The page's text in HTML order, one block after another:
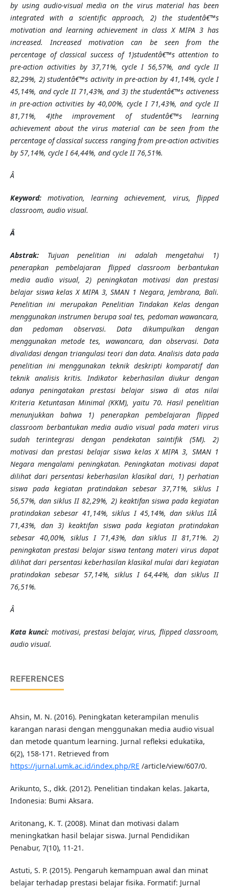
by using audio-visual media on the virus material has been
integrated with a scientific approach, 2) the studentâ€™s
motivation and learning achievement in class X MIPA 3 has
increased. Increased motivation can be seen from the
percentage of classical success of 1)studentâ€™s attention to
pre-action activities by 37,71%, cycle I 56,57%, and cycle II
82,29%, 2) studentâ€™s activity in pre-action by 41,14%, cycle I
45,14%, and cycle II 71,43%, and 3) the studentâ€™s activeness
in pre-action activities by 40,00%, cycle I 71,43%, and cycle II
81,71%, 4)the improvement of studentâ€™s learning
achievement about the virus material can be seen from the
percentage of classical success ranging from pre-action activities
by 57,14%, cycle I 64,44%, and cycle II 76,51%.
Â
Keyword:
motivation, learning achievement, virus, flipped
classroom, audio visual.
Â
Abstrak:
Tujuan penelitian ini adalah mengetahui 1)
penerapkan pembelajaran flipped classroom berbantukan
media audio visual, 2) peningkatan motivasi dan prestasi
belajar siswa kelas X MIPA 3, SMAN 1 Negara, Jembrana, Bali.
Penelitian ini merupakan Penelitian Tindakan Kelas dengan
menggunakan instrumen berupa soal tes, pedoman wawancara,
dan pedoman observasi. Data dikumpulkan dengan
menggunakan metode tes, wawancara, dan observasi. Data
divalidasi dengan triangulasi teori dan data. Analisis data pada
penelitian ini menggunakan teknik deskripti komparatif dan
teknik analisis kritis. Indikator keberhasilan diukur dengan
adanya peningatakan prestasi belajar siswa di atas nilai
Kriteria Ketuntasan Minimal (KKM), yaitu 70. Hasil penelitian
menunjukkan bahwa 1) penerapkan pembelajaran flipped
classroom berbantukan media audio visual pada materi virus
sudah terintegrasi dengan pendekatan saintifik (5M). 2)
motivasi dan prestasi belajar siswa kelas X MIPA 3, SMAN 1
Negara mengalami peningkatan. Peningkatan motivasi dapat
dilihat dari persentasi keberhasilan klasikal dari, 1) perhatian
siswa pada kegiatan pratindakan sebesar 37,71%, siklus I
56,57%, dan siklus II 82,29%, 2) keaktifan siswa pada kegiatan
pratindakan sebesar 41,14%, siklus I 45,14%, dan siklus IIÂ
71,43%, dan 3) keaktifan siswa pada kegiatan pratindakan
sebesar 40,00%, siklus I 71,43%, dan siklus II 81,71%. 2)
peningkatan prestasi belajar siswa tentang materi virus dapat
dilihat dari persentasi keberhasilan klasikal mulai dari kegiatan
pratindakan sebesar 57,14%, siklus I 64,44%, dan siklus II
76,51%.
Â
Kata kunci: motivasi, prestasi belajar, virus, flipped classroom,
audio visual.
REFERENCES
Ahsin, M. N. (2016). Peningkatan keterampilan menulis
karangan narasi dengan menggunakan media audio visual
dan metode quantum learning. Jurnal refleksi edukatika,
6(2), 158-171. Retrieved from
https://jurnal.umk.ac.id/index.php/RE /article/view/607/0.
Arikunto, S., dkk. (2012). Penelitian tindakan kelas. Jakarta,
Indonesia: Bumi Aksara.
Aritonang, K. T. (2008). Minat dan motivasi dalam
meningkatkan hasil belajar siswa. Jurnal Pendidikan
Penabur, 7(10), 11-21.
Astuti, S. P. (2015). Pengaruh kemampuan awal dan minat
belajar terhadap prestasi belajar fisika. Formatif: Jurnal